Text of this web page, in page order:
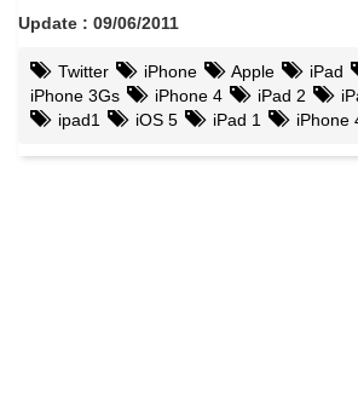
Update : 09/06/2011
Twitter iPhone Apple iPad
iPhone 3Gs
iPhone 4 iPad 2
ipad1
iOS 5 iPad 1 iPhone